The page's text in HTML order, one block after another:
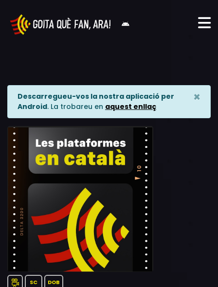
Descarregueu-vos la nostra aplicació per
Android. La trobareu en aquest enllaç
×
SC DOB